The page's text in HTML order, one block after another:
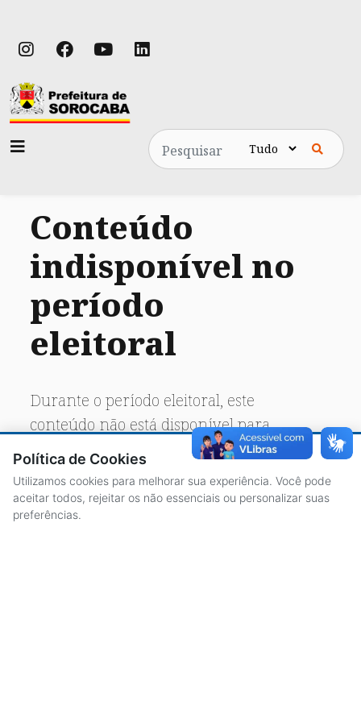
Pesquisa
Conteúdo
indisponível no
período
eleitoral
Durante o período eleitoral, este
conteúdo não está disponível para
acesso público.
Política de Cookies
Utilizamos cookies para melhorar sua experiência. Você pode
aceitar todos, rejeitar os não essenciais ou personalizar suas
preferências.